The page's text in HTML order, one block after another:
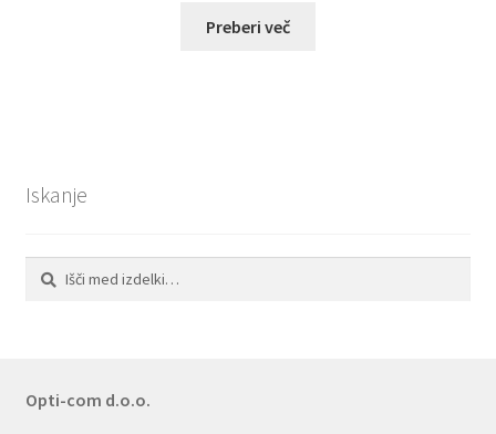
Preberi več
Iskanje
Išči:
Iskanje
Opti-com d.o.o.